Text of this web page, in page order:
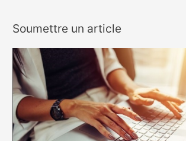
Soumettre un article